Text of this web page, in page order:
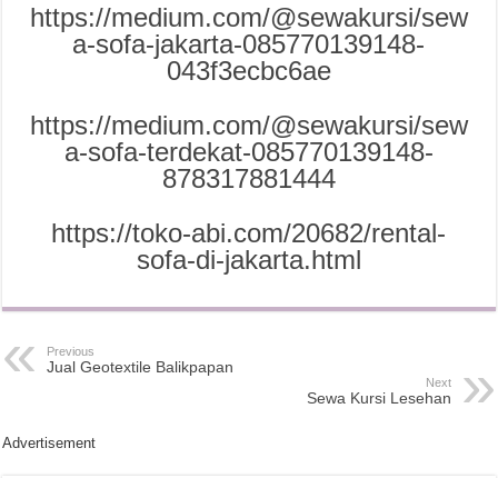
https://medium.com/@sewakursi/sew
a-sofa-jakarta-085770139148-
043f3ecbc6ae
https://medium.com/@sewakursi/sew
a-sofa-terdekat-085770139148-
878317881444
https://toko-abi.com/20682/rental-
sofa-di-jakarta.html
Previous
Jual Geotextile Balikpapan
Next
Sewa Kursi Lesehan
Advertisement